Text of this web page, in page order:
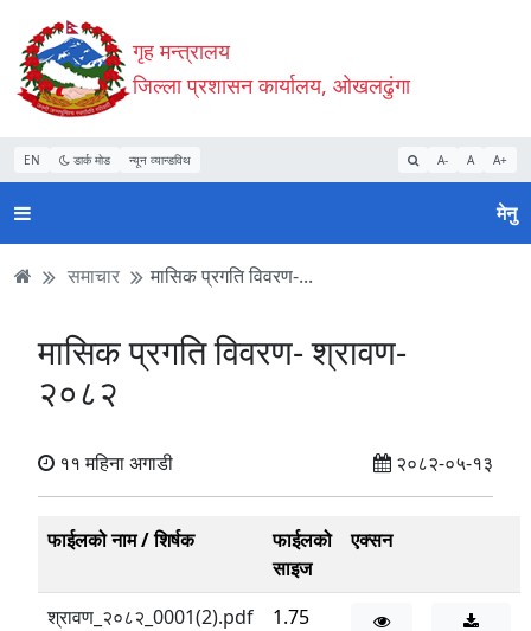
Accessibility
Mode
सुरु
गर्नुहोस्
सामाग्री
पढ्नुहाेस्
नेभिगेसन
पढ्नुहाेस्
वेबसाइट
खोजमा
जानुहोस्
गृह मन्त्रालय
जिल्ला प्रशासन कार्यालय, ओखलढुंगा
EN डार्क मोड न्यून व्यान्डविथ A- A A+
मेनु
समाचार मासिक प्रगति विवरण-...
मासिक प्रगति विवरण- श्रावण-
२०८२
११ महिना अगाडी २०८२-०५-१३
फाईलको नाम / शिर्षक
फाईलको
साइज
एक्सन
श्रावण_२०८२_0001(2).pdf
1.75